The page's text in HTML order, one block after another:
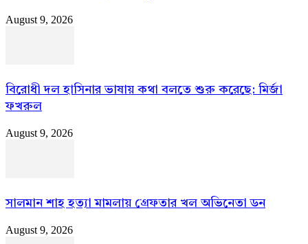
August 9, 2026
বিরোধী দল হাসিনার ভাষায় কথা বলতে শুরু করেছে: মির্জা
ফখরুল
August 9, 2026
সালমান শাহ হত্যা মামলায় গ্রেফতার খল অভিনেতা ডন
August 9, 2026